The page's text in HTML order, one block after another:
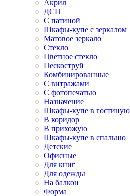
Акрил
ДСП
С патиной
Шкафы-купе с зеркалом
Матовое зеркало
Стекло
Цветное стекло
Пескоструй
Комбинированные
С витражами
С фотопечатью
Назначение
Шкафы-купе в гостиную
В коридор
В прихожую
Шкафы-купе в спальню
Детские
Офисные
Для книг
Для одежды
На балкон
Форма